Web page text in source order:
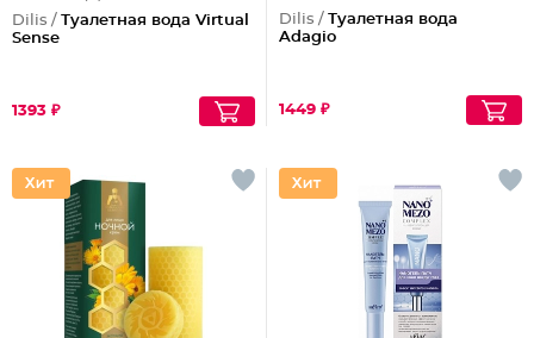
Dilis / Туалетная вода Virtual
Sense
1393 ₽
Dilis / Туалетная вода
Adagio
1449 ₽